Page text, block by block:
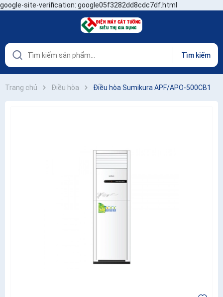
google-site-verification: google05f3282dd8cdc7df.html
Tìm kiếm
Trang chủ Điều hòa Điều hòa Sumikura APF/APO-500CB1